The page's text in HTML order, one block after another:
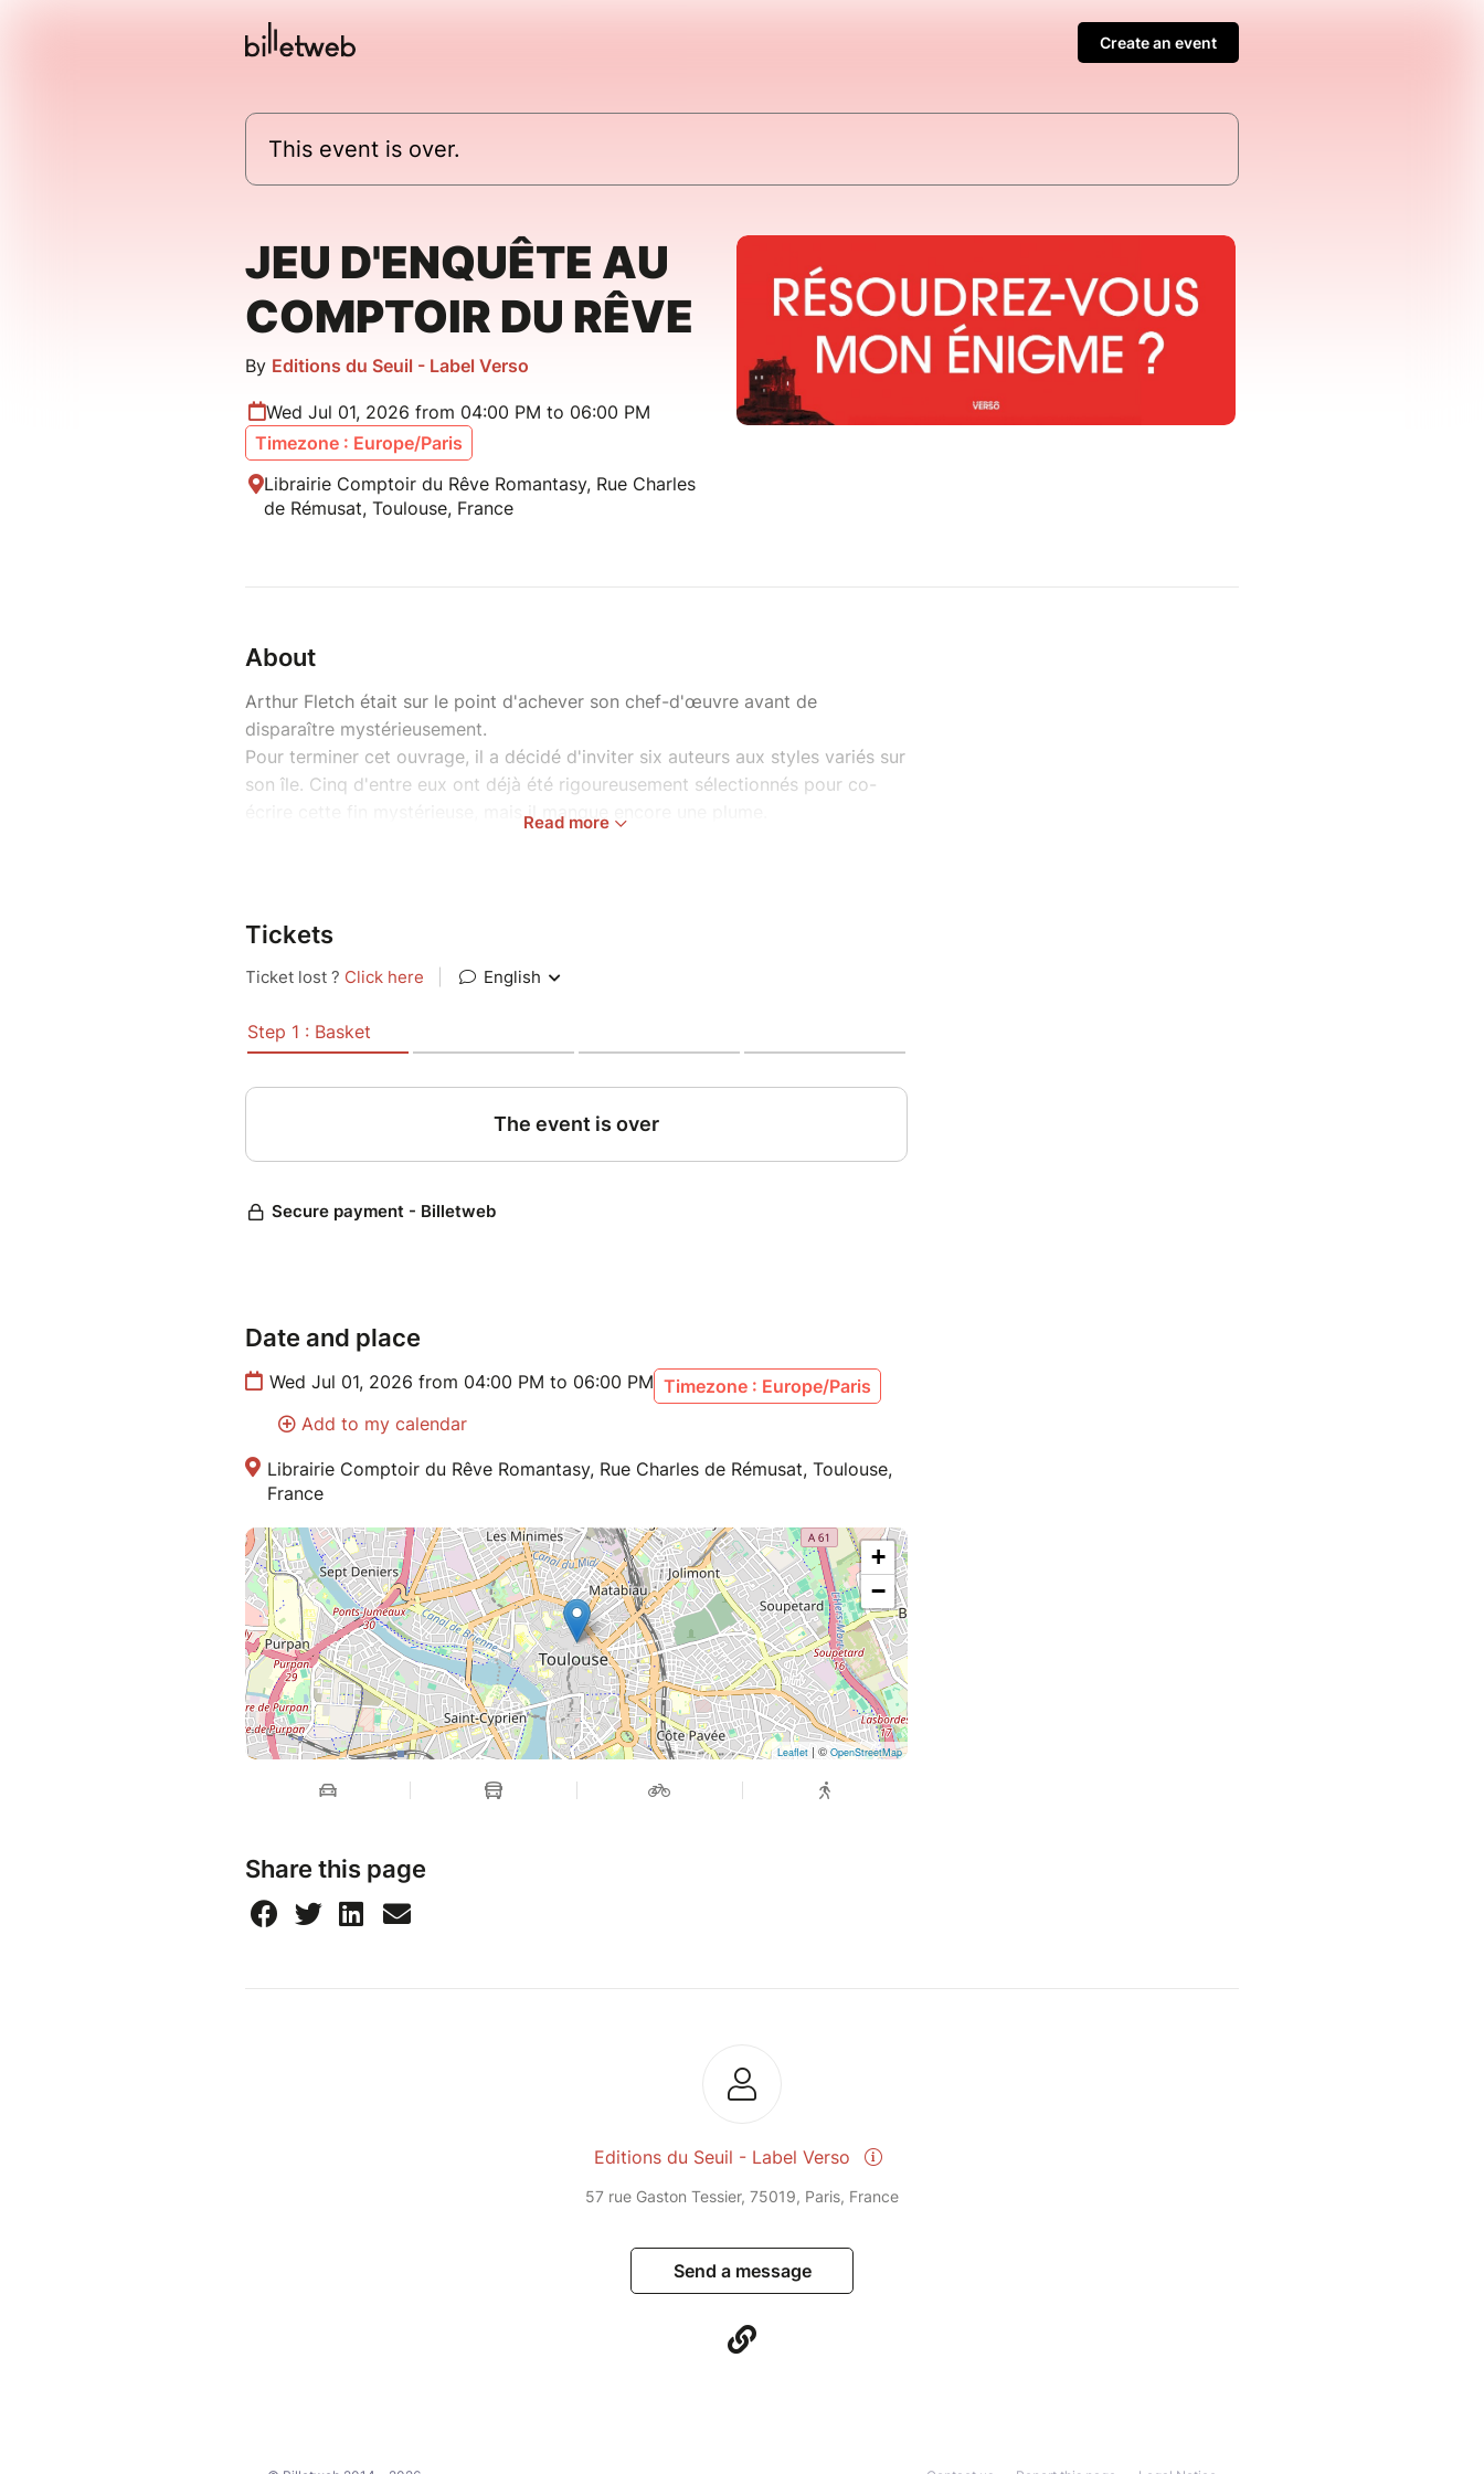
Create an event
This event is over.
JEU D'ENQUÊTE AU
COMPTOIR DU RÊVE
By Editions du Seuil - Label Verso
Wed Jul 01, 2026 from 04:00 PM to 06:00 PM
Timezone : Europe/Paris
Librairie Comptoir du Rêve Romantasy, Rue Charles
de Rémusat, Toulouse, France
About
Arthur Fletch était sur le point d'achever son chef-d'œuvre avant de
disparaître mystérieusement.
Pour terminer cet ouvrage, il a décidé d'inviter six auteurs aux styles variés sur
son île. Cinq d'entre eux ont déjà été rigoureusement sélectionnés pour co-
écrire cette fin mystérieuse, mais il manque encore une plume.
Participez à notre grand jeu d'enquête à la Librairie du Comptoir du Rêve, en
compagnie d'Elise (connue sous le pseudo de @
Pour l'équipe gagnante : un bon d'achat de 30 € à dépenser au Comptoir du
Rêve.
Read more
Tickets
Date and place
Wed Jul 01, 2026 from 04:00 PM to 06:00 PM Timezone : Europe/Paris
Add to my calendar
Librairie Comptoir du Rêve Romantasy, Rue Charles de Rémusat, Toulouse,
France
+
−
Leaflet | © OpenStreetMap
Share this page
Editions du Seuil - Label Verso
57 rue Gaston Tessier, 75019, Paris, France
Send a message